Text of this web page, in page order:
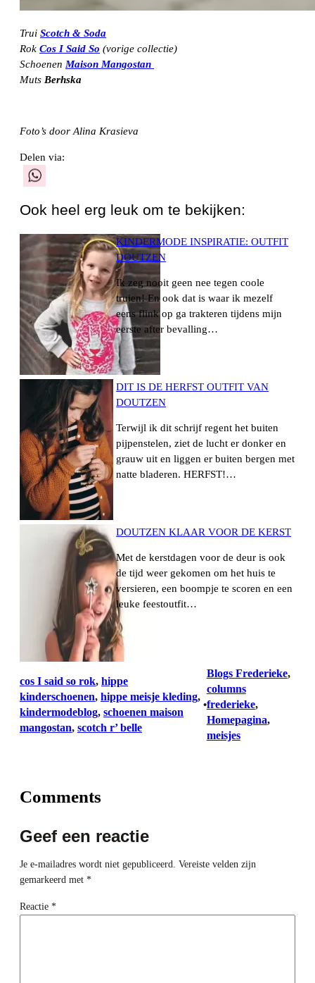
Trui Scotch & Soda
Rok Cos I Said So (vorige collectie)
Schoenen Maison Mangostan
Muts Berhska
Foto’s door Alina Krasieva
Delen via:
Ook heel erg leuk om te bekijken:
KINDERMODE INSPIRATIE: OUTFIT
DOUTZEN
Ik zeg nooit geen nee tegen coole
truien! En ook dat is waar ik mezelf
eens flink op ga trakteren tijdens mijn
eerste after bevalling…
DIT IS DE HERFST OUTFIT VAN
DOUTZEN
Terwijl ik dit schrijf regent het buiten
pijpenstelen, ziet de lucht er donker en
grauw uit en liggen er buiten bergen met
natte bladeren. HERFST!…
DOUTZEN KLAAR VOOR DE KERST
Met de kerstdagen voor de deur is ook
de tijd weer gekomen om het huis te
versieren, een boompje te scoren en een
leuke feestoutfit…
cos I said so rok, hippe
kinderschoenen, hippe meisje kleding
kindermodeblog, schoenen maison
mangostan, scotch r’ belle
•
Blogs Frederieke ,
columns
frederieke ,
Homepagina ,
meisjes
Comments
Geef een reactie
Je e-mailadres wordt niet gepubliceerd. Vereiste velden zijn
gemarkeerd met *
Reactie *